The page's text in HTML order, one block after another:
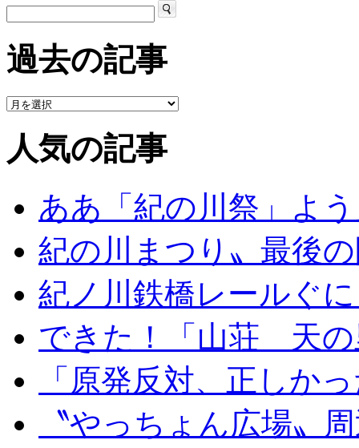
過去の記事
人気の記事
ああ「紀の川祭」よ
紀の川まつり〟最後
紀ノ川鉄橋レールぐ
できた！「山荘 天の
「原発反対、正しか
〝やっちょん広場〟